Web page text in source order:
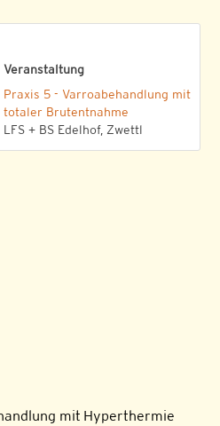
Veranstaltung
Praxis 5 - Varroabehandlung mit
totaler Brutentnahme
LFS + BS Edelhof, Zwettl
mit Hyperthermie